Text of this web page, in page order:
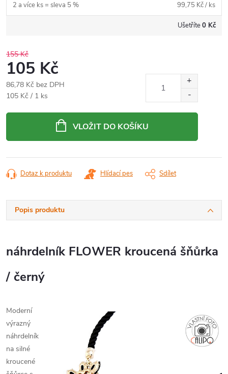
2 a více ks = sleva 5 % 99,75 Kč/ ks
Ušetříte0 Kč
155 Kč
105 Kč
86,78 Kč bez DPH
Měrná
105 Kč / 1 ks
VLOŽIT DO KOŠÍKU
Dotaz k produktu Hlídací pes Sdílet
Popis produktu
náhrdelník FLOWER kroucená šňůrka
/ černý
Moderní
výrazný
náhrdelník
na silné
kroucené